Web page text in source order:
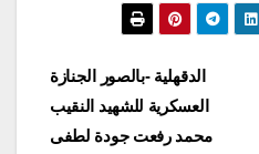
الدقهلية -بالصور الجنازة
العسكرية للشهيد النقيب
محمد رفعت جودة لطفى